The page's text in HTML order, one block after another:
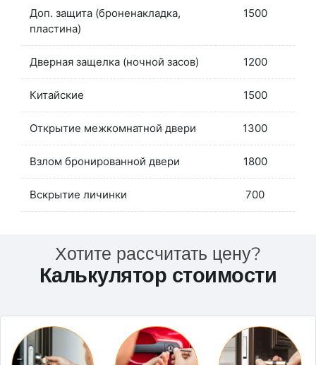
Доп. защита (броненакладка,
пластина)
1500
Дверная защелка (ночной засов) 1200
Китайские 1500
Открытие межкомнатной двери 1300
Взлом бронированной двери 1800
Вскрытие личинки 700
Хотите рассчитать цену?
Калькулятор стоимости